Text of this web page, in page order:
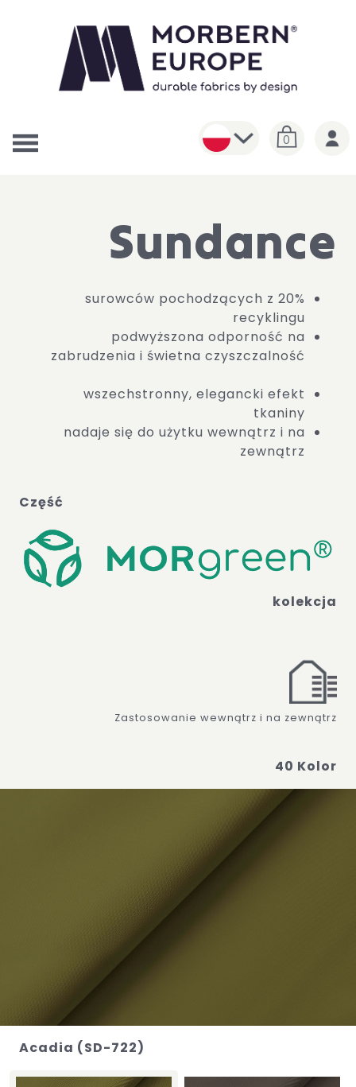
0
Sundance
20% surowców pochodzących z
recyklingu
podwyższona odporność na
zabrudzenia i świetna czyszczalność
wszechstronny, elegancki efekt
tkaniny
nadaje się do użytku wewnątrz i na
zewnątrz
Część
kolekcja
Zastosowanie wewnątrz i na zewnątrz
40 Kolor
Acadia (SD-722)